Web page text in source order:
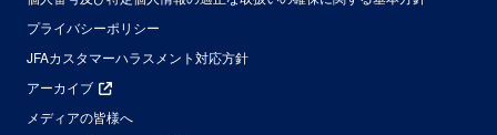
プライバシーポリシー
JFAカスタマーハラスメント対応方針
アーカイブ
メディアの皆様へ